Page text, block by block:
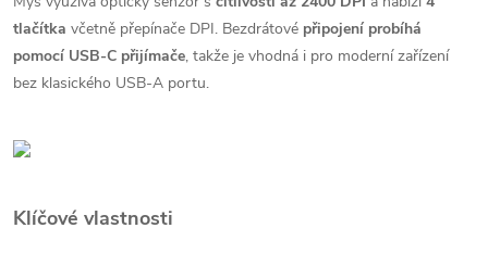
tlačítka včetně přepínače DPI. Bezdrátové připojení probíhá
pomocí USB-C přijímače, takže je vhodná i pro moderní zařízení
bez klasického USB-A portu.
Klíčové vlastnosti